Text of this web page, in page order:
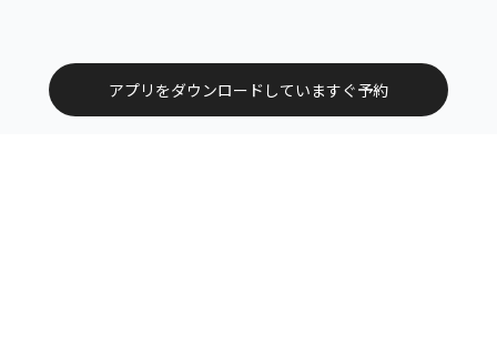
アプリをダウンロードしていますぐ予約